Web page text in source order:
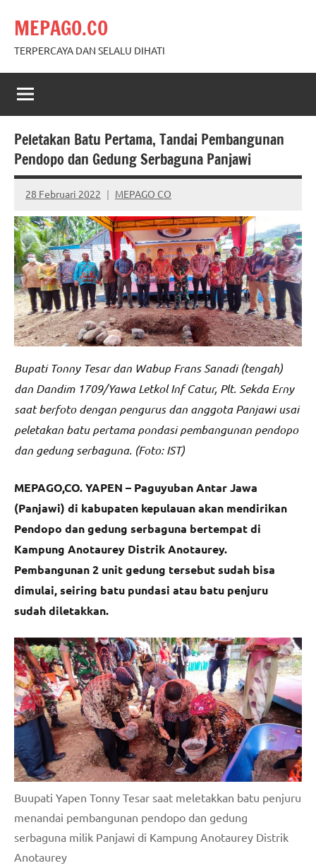
content
MEPAGO.CO
TERPERCAYA DAN SELALU DIHATI
Peletakan Batu Pertama, Tandai Pembangunan
Pendopo dan Gedung Serbaguna Panjawi
28 Februari 2022 MEPAGO CO
No
comments
Bupati Tonny Tesar dan Wabup Frans Sanadi (tengah)
dan Dandim 1709/Yawa Letkol Inf Catur, Plt. Sekda Erny
saat berfoto dengan pengurus dan anggota Panjawi usai
peletakan batu pertama pondasi pembangunan pendopo
dan gedung serbaguna. (Foto: IST)
MEPAGO,CO. YAPEN – Paguyuban Antar Jawa
(Panjawi) di kabupaten kepulauan akan mendirikan
Pendopo dan gedung serbaguna bertempat di
Kampung Anotaurey Distrik Anotaurey.
Pembangunan 2 unit gedung tersebut sudah bisa
dimulai, seiring batu pundasi atau batu penjuru
sudah diletakkan.
Buupati Yapen Tonny Tesar saat meletakkan batu penjuru
menandai pembangunan pendopo dan gedung
serbaguna milik Panjawi di Kampung Anotaurey Distrik
Anotaurey